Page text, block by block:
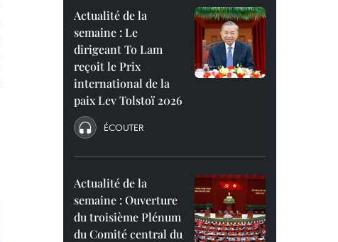
Actualité de la
semaine : Le
dirigeant To Lam
reçoit le Prix
international de la
paix Lev Tolstoï 2026
ÉCOUTER
Actualité de la
semaine : Ouverture
du troisième Plénum
du Comité central du